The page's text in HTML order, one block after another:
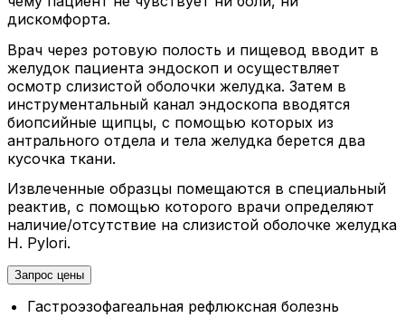
дискомфорта.
Врач через ротовую полость и пищевод вводит в
желудок пациента эндоскоп и осуществляет
осмотр слизистой оболочки желудка. Затем в
инструментальный канал эндоскопа вводятся
биопсийные щипцы, с помощью которых из
антрального отдела и тела желудка берется два
кусочка ткани.
Извлеченные образцы помещаются в специальный
реактив, с помощью которого врачи определяют
наличие/отсутствие на слизистой оболочке желудка
H. Pylori.
Запрос цены
Гастроэзофагеальная рефлюксная болезнь